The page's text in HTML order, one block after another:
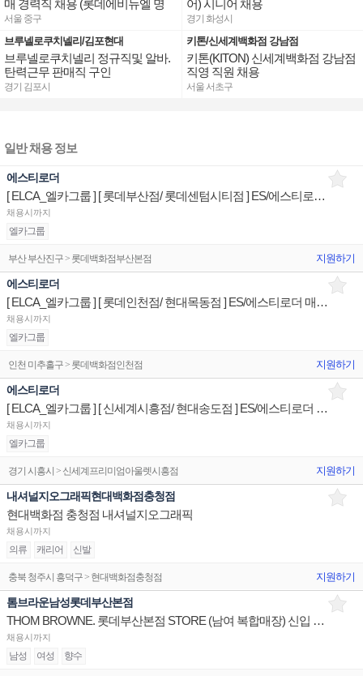
매 경력직 채용 (롯데에비뉴엘 명
동/잠실/부산)
서울 중구
브루넬로쿠치넬리/김포현대
브루넬로쿠치넬리 정규직및 알바.
탄력근무 판매직 구인
경기 김포시
어) 시니어 채용
경기 화성시
키톤/신세계백화점 강남점
키톤(KITON) 신세계백화점 강남점
직영 직원 채용
서울 서초구
일반 채용 정보
에스티로더
[ ELCA_엘카그룹 ] [ 롯데부산점/ 롯데센텀시티점 ] ES/에스티로더 매장 상품유지 판매전문직원
채용시까지
엘카그룹
부산 부산진구 > 롯데백화점부산본점 지원하기
에스티로더
[ ELCA_엘카그룹 ] [ 롯데인천점/ 현대목동점 ] ES/에스티로더 매장 상품유지 판매전문직원
채용시까지
엘카그룹
인천 미추홀구 > 롯데백화점인천점 지원하기
에스티로더
[ ELCA_엘카그룹 ] [ 신세계시흥점/ 현대송도점 ] ES/에스티로더 매장 상품유지 판매전문직원
채용시까지
엘카그룹
경기 시흥시 > 신세계프리미엄아울렛시흥점 지원하기
내셔널지오그래픽현대백화점충청점
현대백화점 충청점 내셔널지오그래픽
채용시까지
의류 캐리어 신발
충북 청주시 흥덕구 > 현대백화점충청점 지원하기
톰브라운남성롯데부산본점
THOM BROWNE. 롯데부산본점 STORE (남여 복합매장) 신입 SALES ASSOCIATE 채용
채용시까지
남성 여성 향수